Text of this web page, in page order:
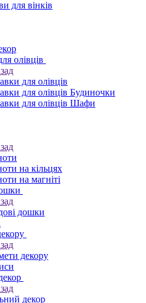
для вінків
олівців
для олівців
для олівців Будиночки
для олівців Шафи
на кільцях
на магніті
дошки
декору
декор